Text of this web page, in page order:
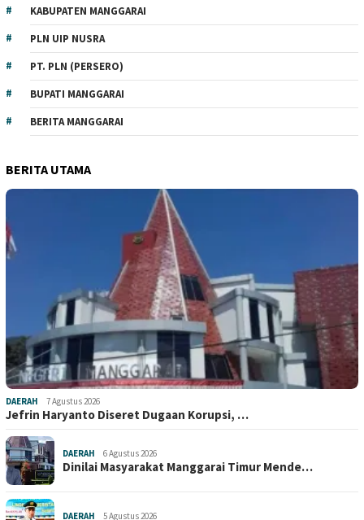
KABUPATEN MANGGARAI
PLN UIP NUSRA
PT. PLN (PERSERO)
BUPATI MANGGARAI
BERITA MANGGARAI
BERITA UTAMA
DAERAH 7 Agustus 2026
Jefrin Haryanto Diseret Dugaan Korupsi, …
DAERAH 6 Agustus 2026
Dinilai Masyarakat Manggarai Timur Mende…
DAERAH 5 Agustus 2026